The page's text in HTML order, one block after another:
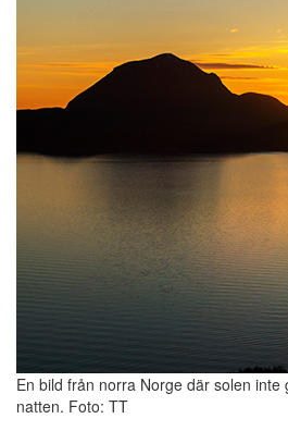
En bild från norra Norge där solen
natten. Foto: TT